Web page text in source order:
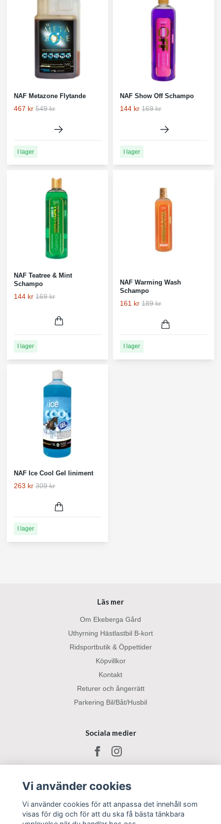
NAF Metazone Flytande
467 kr 549 kr
I lager
NAF Show Off Schampo
144 kr 169 kr
I lager
NAF Teatree & Mint
Schampo
144 kr 169 kr
I lager
NAF Warming Wash
Schampo
161 kr 189 kr
I lager
NAF Ice Cool Gel liniment
263 kr 309 kr
I lager
Läs mer
Om Ekeberga Gård
Uthyrning Hästlastbil B-kort
Ridsportbutik & Öppettider
Köpvillkor
Kontakt
Returer och ångerrätt
Parkering Bil/Båt/Husbil
Sociala medier
Vi använder cookies
Vi använder cookies för att anpassa det innehåll som
visas för dig och för att du ska få bästa tänkbara